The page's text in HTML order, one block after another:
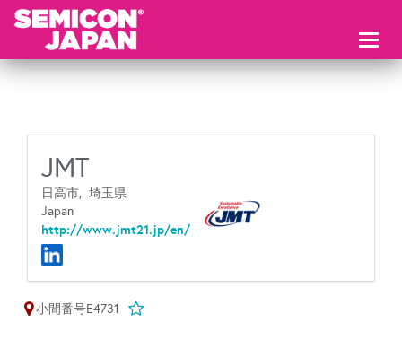
JMT
日高市, 埼玉県
Japan
http://www.jmt21.jp/en/
小間番号E4731